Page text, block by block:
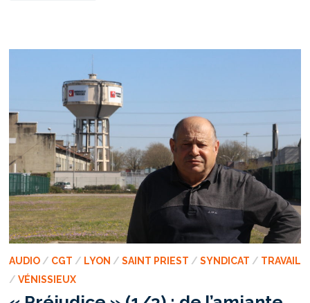
VERRIERS
AUDIO/ CGT / LYON / SAINT PRIEST / SYNDICAT / TRAVAIL
/ VÉNISSIEUX